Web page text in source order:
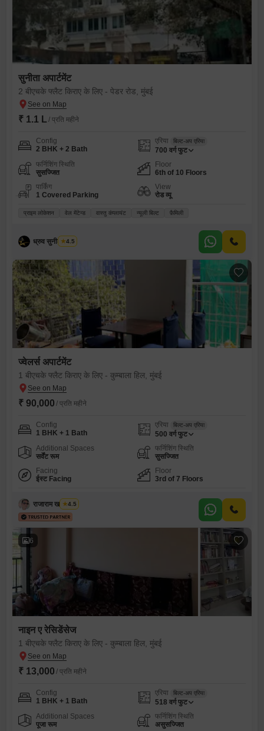
सुनीता अपार्टमेंट
2 बीएचके फ्लैट किराए के लिए - पेडर रोड, मुंबई
₹ 1.1 L / प्रति महीने
Config
2 BHK + 2 Bath
एरिया बिल्ट-अप एरिया
700 वर्ग फुट
फर्निशिंग स्थिति
सुसज्जित
Floor
6th of 10 Floors
पार्किंग
1 Covered Parking
View
रोड व्यू
प्राइम लोकेशन वेल मेंटेन्ड वास्तु कंप्लायंट न्यूली बिल्ट फ़ैमिली
ध्रुव सुनील पारेख
4.5
ज्वेलर्स अपार्टमेंट
1 बीएचके फ्लैट किराए के लिए - कुम्बाला हिल, मुंबई
₹ 90,000 / प्रति महीने
Config
1 BHK + 1 Bath
एरिया बिल्ट-अप एरिया
500 वर्ग फुट
Additional Spaces
सर्वेंट रूम
फर्निशिंग स्थिति
सुसज्जित
Facing
ईस्ट Facing
Floor
3rd of 7 Floors
राजाराम खांडू लांके
4.5
6
नाइन ए रेसिडेंसेज
1 बीएचके फ्लैट किराए के लिए - कुम्बाला हिल, मुंबई
₹ 13,000 / प्रति महीने
Config
1 BHK + 1 Bath
एरिया बिल्ट-अप एरिया
518 वर्ग फुट
Additional Spaces
पूजा रूम
फर्निशिंग स्थिति
असुसज्जित